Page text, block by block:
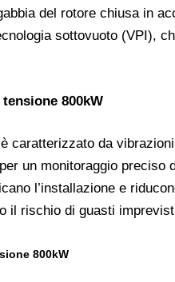
del rotore chiusa in
sottovuoto (VPI),
800kW
caratterizzato da
un monitoraggio
l’installazione e
il rischio di guasti
800kW